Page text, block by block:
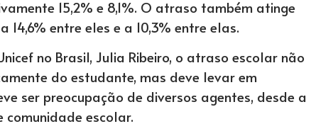
15,2% e 8,1%. O atraso também atinge
14,6% entre eles e a 10,3% entre elas.
no Brasil, Julia Ribeiro, o atraso escolar não
do estudante, mas deve levar em
ser preocupação de diversos agentes, desde a
escolar.